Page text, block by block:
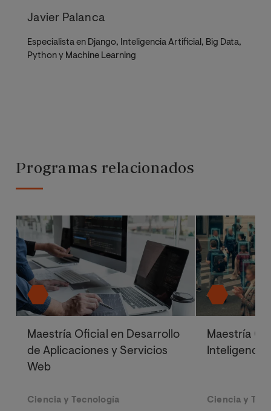
Javier Palanca
Especialista en Django, Inteligencia Artificial, Big Data,
Python y Machine Learning
Programas relacionados
Maestría Oficial en Desarrollo
de Aplicaciones y Servicios
Web
Ciencia y Tecnología
Maestría
Inteligencia
Ciencia y